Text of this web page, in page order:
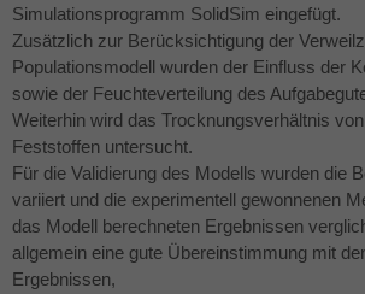
Simulationsprogramm SolidSim eingefügt.
Zusätzlich zur Berücksichtigung der
Populationsmodell wurden der Einfluss der
sowie der Feuchteverteilung des
Weiterhin wird das Trocknungsverhältnis
Feststoffen untersucht.
Für die Validierung des Modells wurden die
variiert und die experimentell gewonnenen
das Modell berechneten Ergebnissen
allgemein eine gute Übereinstimmung mit
Ergebnissen,